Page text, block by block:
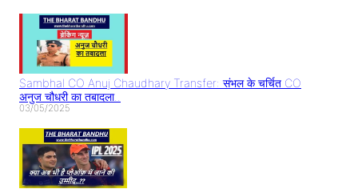
Sambhal CO Anuj Chaudhary Transfer: संभल के चर्चित CO
अनुज चौधरी का तबादला..
03/05/2025